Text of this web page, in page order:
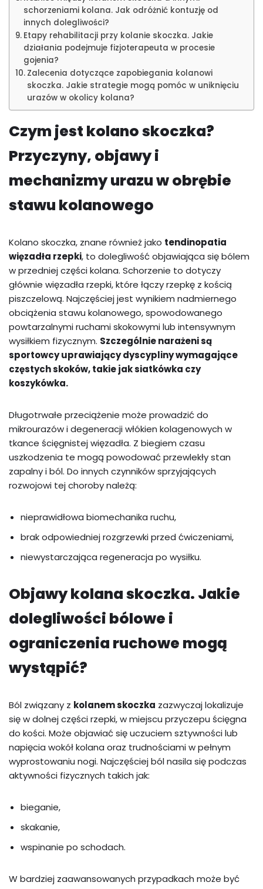
schorzeniami kolana. Jak odróżnić kontuzję od
innych dolegliwości?
Etapy rehabilitacji przy kolanie skoczka. Jakie
działania podejmuje fizjoterapeuta w procesie
gojenia?
Zalecenia dotyczące zapobiegania kolanowi
skoczka. Jakie strategie mogą pomóc w uniknięciu
urazów w okolicy kolana?
Czym jest kolano skoczka?
Przyczyny, objawy i
mechanizmy urazu w obrębie
stawu kolanowego
Kolano skoczka, znane również jako tendinopatia
więzadła rzepki, to dolegliwość objawiająca się bólem
w przedniej części kolana. Schorzenie to dotyczy
głównie więzadła rzepki, które łączy rzepkę z kością
piszczelową. Najczęściej jest wynikiem nadmiernego
obciążenia stawu kolanowego, spowodowanego
powtarzalnymi ruchami skokowymi lub intensywnym
wysiłkiem fizycznym. Szczególnie narażeni są
sportowcy uprawiający dyscypliny wymagające
częstych skoków, takie jak siatkówka czy
koszykówka.
Długotrwałe przeciążenie może prowadzić do
mikrourazów i degeneracji włókien kolagenowych w
tkance ścięgnistej więzadła. Z biegiem czasu
uszkodzenia te mogą powodować przewlekły stan
zapalny i ból. Do innych czynników sprzyjających
rozwojowi tej choroby należą:
nieprawidłowa biomechanika ruchu,
brak odpowiedniej rozgrzewki przed ćwiczeniami,
niewystarczająca regeneracja po wysiłku.
Objawy kolana skoczka. Jakie
dolegliwości bólowe i
ograniczenia ruchowe mogą
wystąpić?
Ból związany z kolanem skoczka zazwyczaj lokalizuje
się w dolnej części rzepki, w miejscu przyczepu ścięgna
do kości. Może objawiać się uczuciem sztywności lub
napięcia wokół kolana oraz trudnościami w pełnym
wyprostowaniu nogi. Najczęściej ból nasila się podczas
aktywności fizycznych takich jak:
bieganie,
skakanie,
wspinanie po schodach.
W bardziej zaawansowanych przypadkach może być